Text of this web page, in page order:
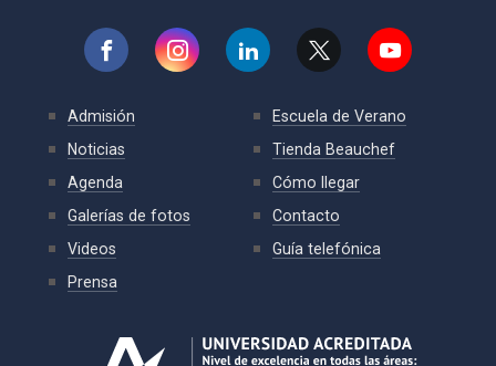
Admisión
Noticias
Agenda
Galerías de fotos
Videos
Prensa
Escuela de Verano
Tienda Beauchef
Cómo llegar
Contacto
Guía telefónica